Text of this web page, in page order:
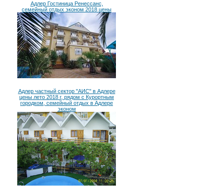
Адлер Гостиница Ренессанс,
семейный отдых эконом 2018 цены
Адлер частный сектор "АИС" в Адлере
цены лето 2018 г, рядом с Курортным
городком, семейный отдых в Адлере
эконом